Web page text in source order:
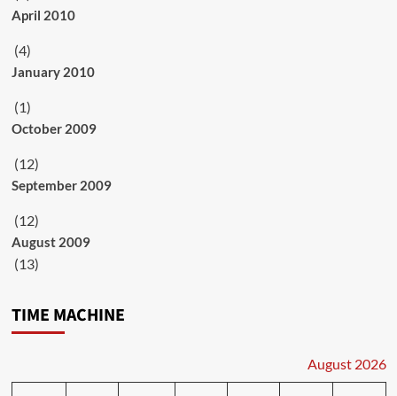
April 2010
(4)
January 2010
(1)
October 2009
(12)
September 2009
(12)
August 2009
(13)
TIME MACHINE
August 2026